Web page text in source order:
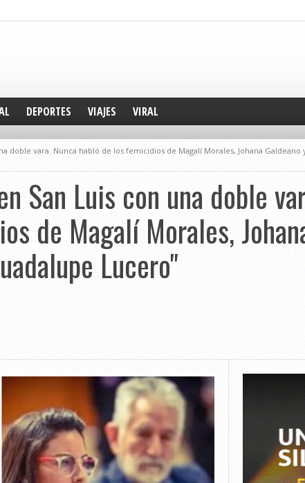
DEPORTES VIAJES VIRAL
doble vara. Nunca habló de los femicidios de Magalí Morales, Johana
San Luis con una doble
de Magalí Morales,
Lucero"